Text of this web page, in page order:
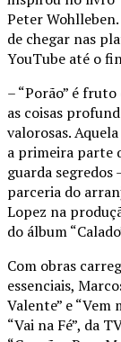
Peter
de chegar nas
YouTube até o
– “Porão” é
as coisas
valorosas.
a primeira parte
guarda
parceria do
Lopez na
do álbum
Com obras
essenciais,
Valente” e
“Vai na Fé”, da